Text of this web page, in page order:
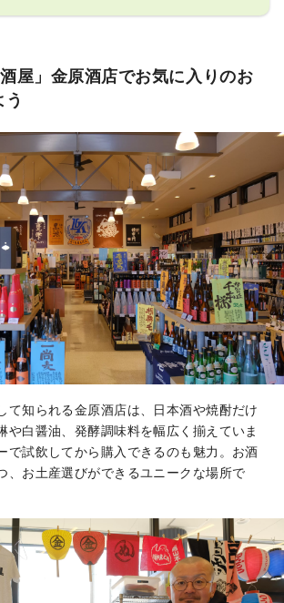
の豊かな食文化を支えるため、地元の
酒米、湧き水を使い、普通酒から大吟
醇で旨味豊かな地酒を造り続けていま
す。米の旨さを引き出し、雑味を出さ
ないようにするには、古いけれど伝統
の方法が一番と考えているからです。
酒づくりに欠かせない仕込み水は、創
業時より、蔵から2キロメートルも離
れた丘に湧き出る清水を自家水道を作
り酒蔵にある井戸まで引いてきていま
す。
知多半島という発酵食文化圏の地酒と
して、自然と調和しながら、料理を引
き立て食に寄り添うお酒造りに信念を
もって取り組んでいます。
原料・製法・道具にもこだわり、丁寧
に丹精込めてつくるお酒づくりについ
ツアーで体験してください。常滑の地
酒「白老」を、よりおいしく、より愉
しく味わっていただくため、作陶家と
のコラボレーションによる４種類の酒
器をつくりました。ツアーでは、味わ
屋」金原酒店でお気に入りのお
て知られる金原酒店は、日本酒や焼酎だけ
や白醤油、発酵調味料を幅広く揃えていま
で試飲してから購入できるのも魅力。お酒
、お土産選びができるユニークな場所で